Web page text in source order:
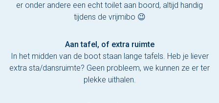
er onder andere een echt toilet aan boord, altijd handig
tijdens de vrijmibo 😉
Aan tafel, of extra ruimte
In het midden van de boot staan lange tafels. Heb je liever
extra sta/dansruimte? Geen probleem, we kunnen ze er ter
plekke uithalen.